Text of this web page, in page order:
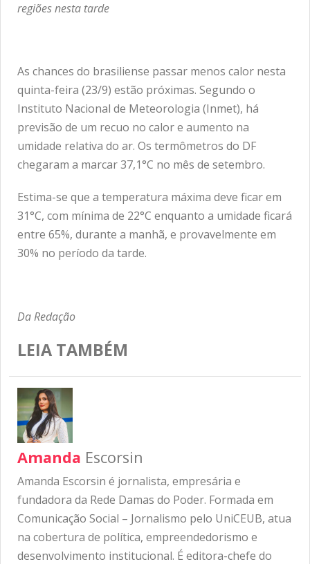
regiões nesta tarde
As chances do brasiliense passar menos calor nesta
quinta-feira (23/9) estão próximas. Segundo o
Instituto Nacional de Meteorologia (Inmet), há
previsão de um recuo no calor e aumento na
umidade relativa do ar. Os termômetros do DF
chegaram a marcar 37,1°C no mês de setembro.
Estima-se que a temperatura máxima deve ficar em
31°C, com mínima de 22°C enquanto a umidade ficará
entre 65%, durante a manhã, e provavelmente em
30% no período da tarde.
Da Redação
LEIA TAMBÉM
Amanda Escorsin
Amanda Escorsin é jornalista, empresária e
fundadora da Rede Damas do Poder. Formada em
Comunicação Social – Jornalismo pelo UniCEUB, atua
na cobertura de política, empreendedorismo e
desenvolvimento institucional. É editora-chefe do